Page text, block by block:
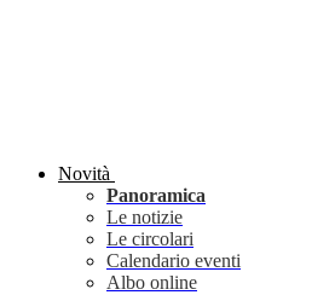
Novità
Panoramica
Le notizie
Le circolari
Calendario eventi
Albo online